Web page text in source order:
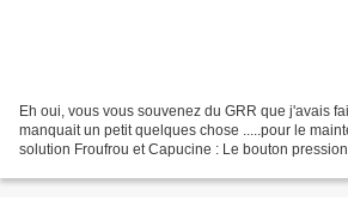
Eh oui, vous vous souvenez du GRR que j'avais
manquait un petit quelques chose .....pour le
solution Froufrou et Capucine : Le bouton